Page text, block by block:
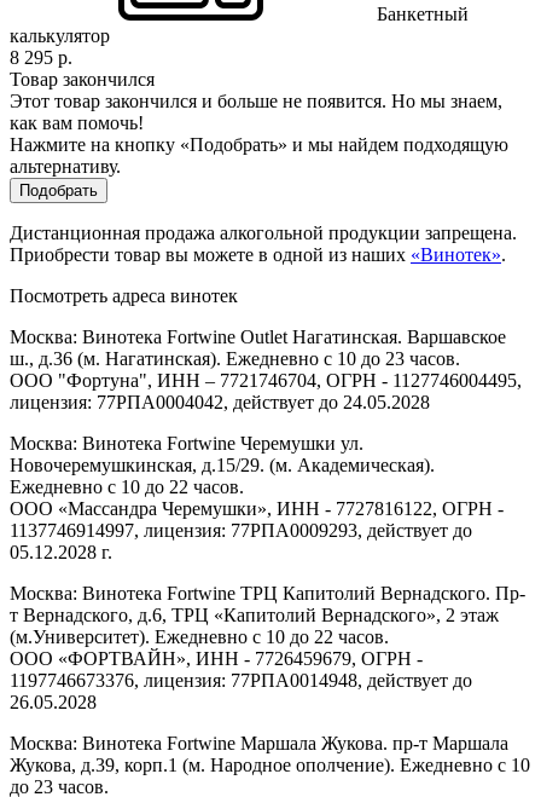
Банкетный
калькулятор
8 295 р.
Товар закончился
Этот товар закончился и больше не появится. Но мы знаем,
как вам помочь!
Нажмите на кнопку «Подобрать» и мы найдем подходящую
альтернативу.
Подобрать
Дистанционная продажа алкогольной продукции запрещена.
Приобрести товар вы можете в одной из наших «Винотек».
Посмотреть адреса винотек
Москва: Винотека Fortwine Outlet Нагатинская. Варшавское
ш., д.36 (м. Нагатинская). Ежедневно с 10 до 23 часов.
ООО "Фортуна", ИНН – 7721746704, ОГРН - 1127746004495,
лицензия: 77РПА0004042, действует до 24.05.2028
Москва: Винотека Fortwine Черемушки ул.
Новочеремушкинская, д.15/29. (м. Академическая).
Ежедневно с 10 до 22 часов.
ООО «Массандра Черемушки», ИНН - 7727816122, ОГРН -
1137746914997, лицензия: 77РПА0009293, действует до
05.12.2028 г.
Москва: Винотека Fortwine ТРЦ Капитолий Вернадского. Пр-
т Вернадского, д.6, ТРЦ «Капитолий Вернадского», 2 этаж
(м.Университет). Ежедневно с 10 до 22 часов.
ООО «ФОРТВАЙН», ИНН - 7726459679, ОГРН -
1197746673376, лицензия: 77РПА0014948, действует до
26.05.2028
Москва: Винотека Fortwine Маршала Жукова. пр-т Маршала
Жукова, д.39, корп.1 (м. Народное ополчение). Ежедневно с 10
до 23 часов.